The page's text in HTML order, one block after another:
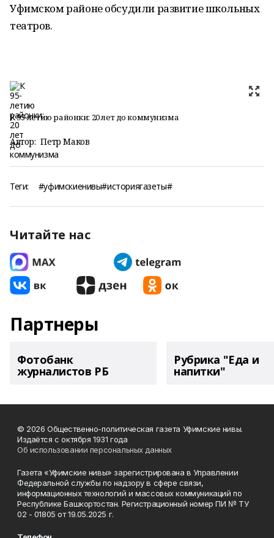
Уфимском районе обсудили развитие школьных
театров.
К 95-летию районки: 20 лет до коммунизма
Автор: Петр Маков
Теги: #уфимскиенивы#историягазеты#
Читайте нас
Партнеры
Фотобанк
журналистов РБ
Рубрика "Еда и
напитки"
© 2026 Общественно-политическая газета Уфимские нивы.
Издаётся с октября 1931 года
Об использовании персональных данных
Газета «Уфимские нивы» зарегистрирована в Управлении
Федеральной службы по надзору в сфере связи,
информационных технологий и массовых коммуникаций по
Республике Башкортостан. Регистрационный номер ПИ № ТУ
02 - 01805 от 19.05.2025 г.